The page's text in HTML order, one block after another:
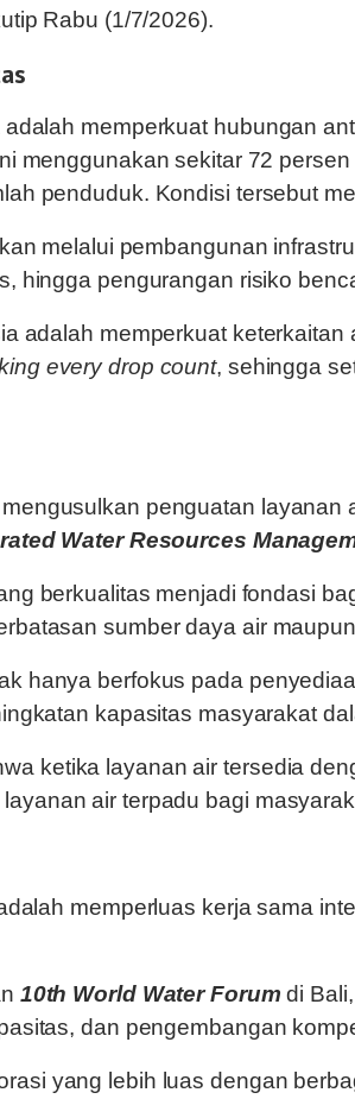
Rabu (1/7/2026).
memperkuat hubungan
menggunakan sekitar 72
penduduk. Kondisi tersebut
melalui pembangunan
hingga pengurangan risiko
adalah memperkuat
every drop count, sehingga
penguatan
Water Resources
berkualitas menjadi fondasi
sumber daya air
hanya berfokus pada
kapasitas masyarakat
ketika layanan air tersedia
air terpadu bagi
memperluas kerja sama
10th World Water Forum di
dan pengembangan
yang lebih luas dengan